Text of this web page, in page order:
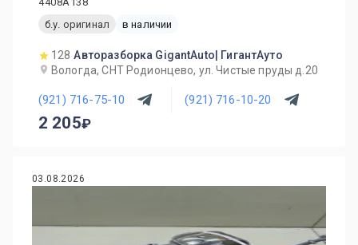
б.у. оригинал
в наличии
128 Авторазборка GigantAuto| ГигантАуто
Вологда, СНТ Родионцево, ул. Чистые пруды д.20
(921) 716-75-10 (921) 716-10-20
2 205
03.08.2026